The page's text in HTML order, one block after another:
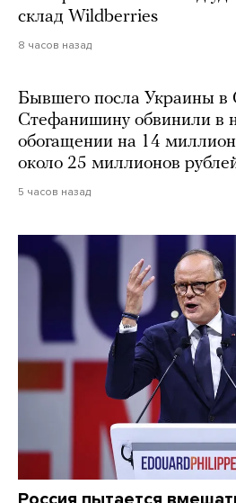
склад Wildberries
8 часов назад
Бывшего посла Украины
Стефанишину обвинили в
обогащении на 14
около 25 миллионов
5 часов назад